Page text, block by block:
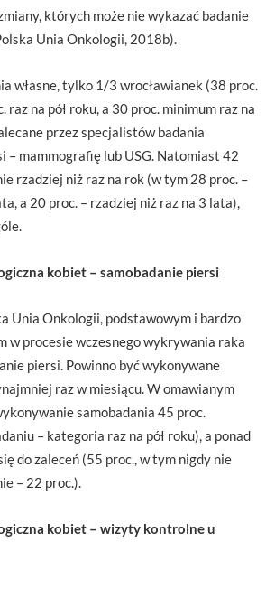
których może nie wykazać badanie
Unia Onkologii, 2018b).
własne, tylko 1/3 wrocławianek (38 proc.
raz na pół roku, a 30 proc. minimum raz na
przez specjalistów badania
– mammografię lub USG. Natomiast 42
rzadziej niż raz na rok (w tym 28 proc. –
a 20 proc. – rzadziej niż raz na 3 lata),
kobiet – samobadanie piersi
Unia Onkologii, podstawowym i bardzo
w procesie wczesnego wykrywania raka
piersi. Powinno być wykonywane
raz w miesiącu. W omawianym
samobadania 45 proc.
– kategoria raz na pół roku), a ponad
do zaleceń (55 proc., w tym nigdy nie
– 22 proc.).
kobiet – wizyty kontrolne u